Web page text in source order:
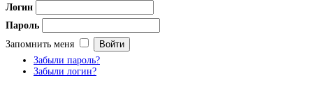
Логин
Пароль
Запомнить меня
Забыли пароль?
Забыли логин?